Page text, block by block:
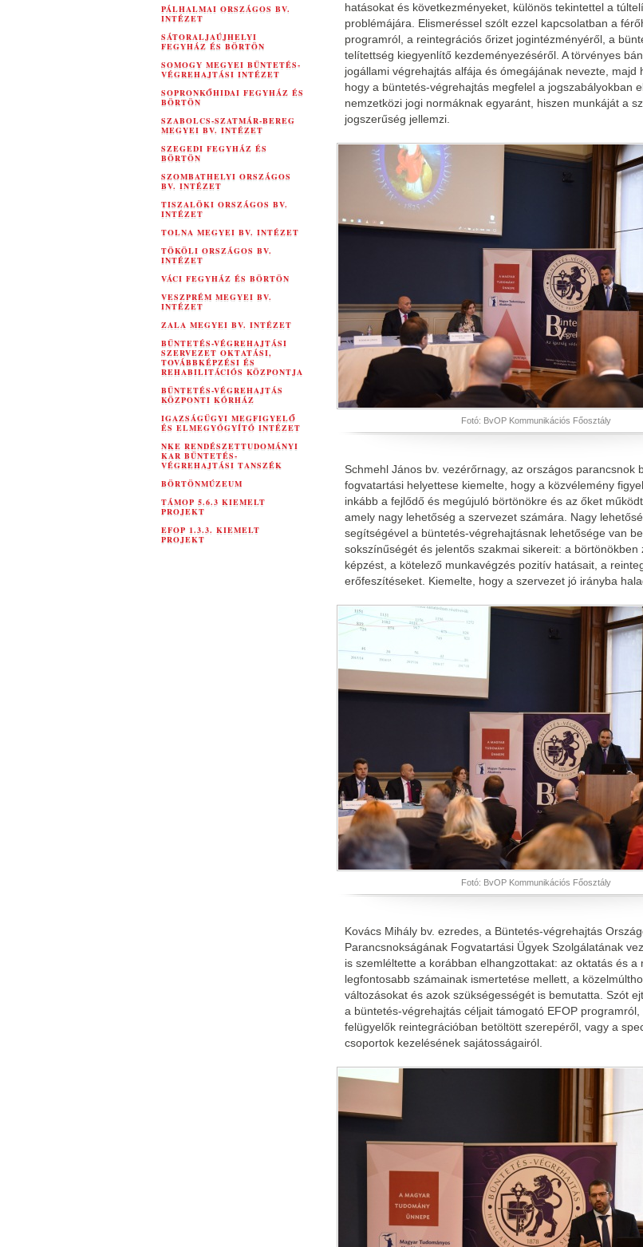
PÁLHALMAI ORSZÁGOS BV.
INTÉZET
SÁTORALJAÚJHELYI
FEGYHÁZ ÉS BÖRTÖN
SOMOGY MEGYEI BÜNTETÉS-
VÉGREHAJTÁSI INTÉZET
SOPRONKŐHIDAI FEGYHÁZ ÉS
BÖRTÖN
SZABOLCS-SZATMÁR-BEREG
MEGYEI BV. INTÉZET
SZEGEDI FEGYHÁZ ÉS
BÖRTÖN
SZOMBATHELYI ORSZÁGOS
BV. INTÉZET
TISZALÖKI ORSZÁGOS BV.
INTÉZET
TOLNA MEGYEI BV. INTÉZET
TÖKÖLI ORSZÁGOS BV.
INTÉZET
VÁCI FEGYHÁZ ÉS BÖRTÖN
VESZPRÉM MEGYEI BV.
INTÉZET
ZALA MEGYEI BV. INTÉZET
BÜNTETÉS-VÉGREHAJTÁSI
SZERVEZET OKTATÁSI,
TOVÁBBKÉPZÉSI ÉS
REHABILITÁCIÓS KÖZPONTJA
BÜNTETÉS-VÉGREHAJTÁS
KÖZPONTI KÓRHÁZ
IGAZSÁGÜGYI MEGFIGYELŐ
ÉS ELMEGYÓGYÍTÓ INTÉZET
NKE RENDÉSZETTUDOMÁNYI
KAR BÜNTETÉS-
VÉGREHAJTÁSI TANSZÉK
BÖRTÖNMÚZEUM
TÁMOP 5.6.3 KIEMELT
PROJEKT
EFOP 1.3.3. KIEMELT
PROJEKT
hatásokat és következményeket, különös tekintettel a
problémájára. Elismeréssel szólt ezzel kapcsolatban a
programról, a reintegrációs őrizet jogintézményéről, a
telítettség kiegyenlítő kezdeményezéséről. A törvényes
jogállami végrehajtás alfája és ómegájának nevezte, majd
hogy a büntetés-végrehajtás megfelel a jogszabályokban
nemzetközi jogi normáknak egyaránt, hiszen munkáját a
jogszerűség jellemzi.
Fotó: BvOP Kommunikációs Főosztály
Schmehl János bv. vezérőrnagy, az országos parancsnok
fogvatartási helyettese kiemelte, hogy a közvélemény
inkább a fejlődő és megújuló börtönökre és az őket
amely nagy lehetőség a szervezet számára. Nagy
segítségével a büntetés-végrehajtásnak lehetősége van
sokszínűségét és jelentős szakmai sikereit: a börtönökben
képzést, a kötelező munkavégzés pozitív hatásait, a
erőfeszítéseket. Kiemelte, hogy a szervezet jó irányba
Fotó: BvOP Kommunikációs Főosztály
Kovács Mihály bv. ezredes, a Büntetés-végrehajtás
Parancsnokságának Fogvatartási Ügyek Szolgálatának
is szemléltette a korábban elhangzottakat: az oktatás és a
legfontosabb számainak ismertetése mellett, a
változásokat és azok szükségességét is bemutatta. Szót
a büntetés-végrehajtás céljait támogató EFOP
felügyelők reintegrációban betöltött szerepéről, vagy a
csoportok kezelésének sajátosságairól.